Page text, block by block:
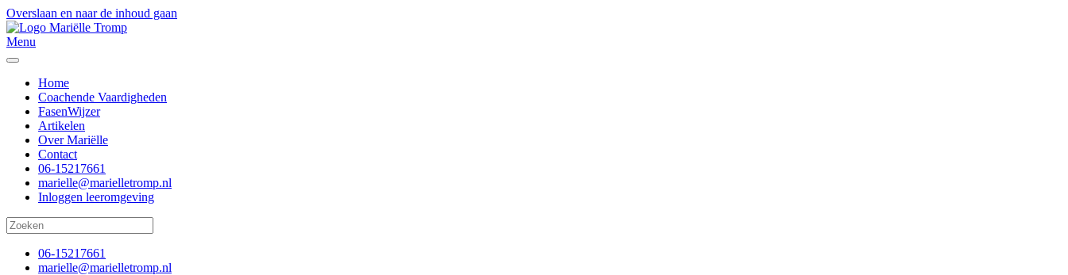
Overslaan en naar de inhoud gaan
Menu
Home
Coachende Vaardigheden
FasenWijzer
Artikelen
Over Mariëlle
Contact
06-15217661
marielle@marielletromp.nl
Inloggen leeromgeving
06-15217661
marielle@marielletromp.nl